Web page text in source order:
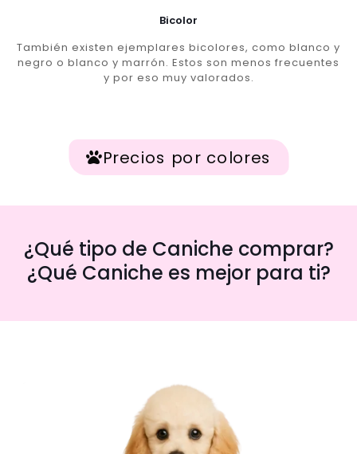
Bicolor
También existen ejemplares bicolores, como blanco y
negro o blanco y marrón. Estos son menos frecuentes
y por eso muy valorados.
Precios por colores
¿Qué tipo de Caniche comprar?
¿Qué Caniche es mejor para ti?